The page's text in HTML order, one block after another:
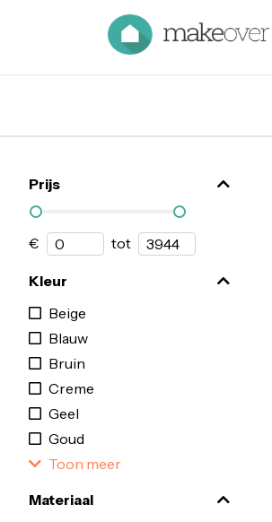
Prijs
€ tot
Kleur
Beige
Blauw
Bruin
Creme
Geel
Goud
Toon meer
Materiaal